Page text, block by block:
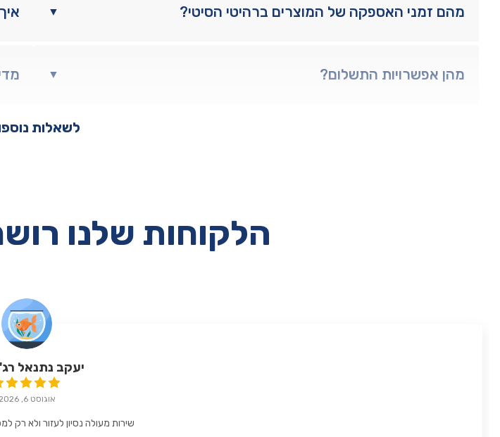
▼ מהם זמני האספקה של המוצרים ברהיטי הסיטי?
▼ מהן אפשרויות התשלום?
לשאלות
הלקוחות שלנו
יעקב נתנאל
אוגוסט 6, 2026
שירות מעולה נסיון לעזור ולא רק